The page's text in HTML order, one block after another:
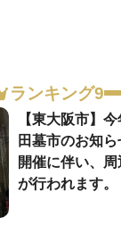
ランキング9
【東大阪市】
田墓市のお知
開催に伴い、
が行われます。